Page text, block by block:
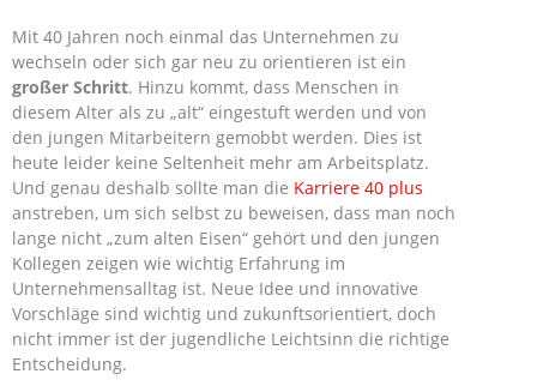
Mit 40 Jahren noch einmal das Unternehmen zu
wechseln oder sich gar neu zu orientieren ist ein
großer Schritt. Hinzu kommt, dass Menschen in
diesem Alter als zu „alt“ eingestuft werden und von
den jungen Mitarbeitern gemobbt werden. Dies ist
heute leider keine Seltenheit mehr am Arbeitsplatz.
Und genau deshalb sollte man die Karriere 40 plus
anstreben, um sich selbst zu beweisen, dass man noch
lange nicht „zum alten Eisen“ gehört und den jungen
Kollegen zeigen wie wichtig Erfahrung im
Unternehmensalltag ist. Neue Idee und innovative
Vorschläge sind wichtig und zukunftsorientiert, doch
nicht immer ist der jugendliche Leichtsinn die richtige
Entscheidung.